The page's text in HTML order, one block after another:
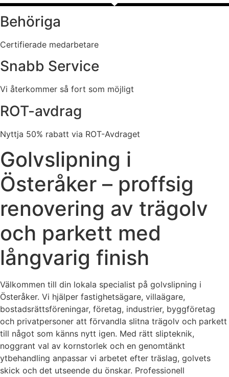
Behöriga
Certifierade medarbetare
Snabb Service
Vi återkommer så fort som möjligt
ROT-avdrag
Nyttja 50% rabatt via ROT-Avdraget
Golvslipning i
Österåker – proffsig
renovering av trägolv
och parkett med
långvarig finish
Välkommen till din lokala specialist på golvslipning i
Österåker. Vi hjälper fastighetsägare, villaägare,
bostadsrättsföreningar, företag, industrier, byggföretag
och privatpersoner att förvandla slitna trägolv och parkett
till något som känns nytt igen. Med rätt slipteknik,
noggrant val av kornstorlek och en genomtänkt
ytbehandling anpassar vi arbetet efter träslag, golvets
skick och det utseende du önskar. Professionell